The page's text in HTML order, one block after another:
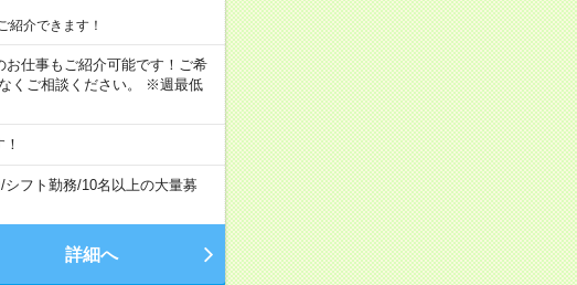
介できます！
仕事もご紹介可能です！ご希
くご相談ください。 ※週最低
/シフト勤務/10名以上の大量募
詳細へ